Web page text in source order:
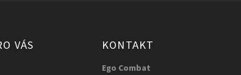
VÁS KONTAKT
Ego Combat